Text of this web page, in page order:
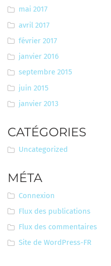
mai 2017
avril 2017
février 2017
janvier 2016
septembre 2015
juin 2015
janvier 2013
CATÉGORIES
Uncategorized
MÉTA
Connexion
Flux des publications
Flux des commentaires
Site de WordPress-FR